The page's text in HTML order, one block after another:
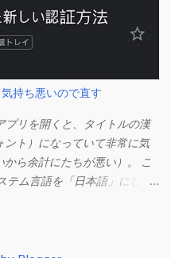
上部にあるメニューの
開きます（「command + ,
集」を開きます。 「編集オプ
持ち悪いので直す
リを開くと、タイトルの漢
ト）になっていて非常に気
ら余計にたちが悪い）。 こ
テム言語を「日本語」にしろ